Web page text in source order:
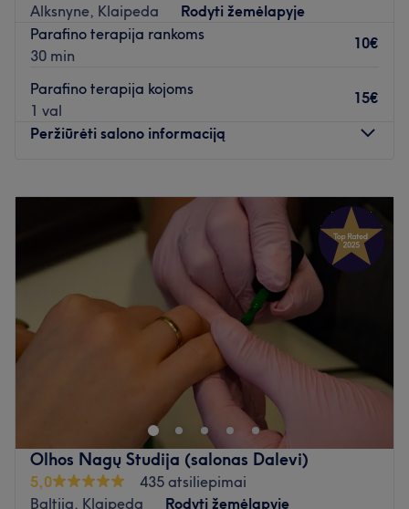
Alksnyne, Klaipeda
Rodyti žemėlapyje
Parafino terapija rankoms
30 min
10€
Parafino terapija kojoms
1 val
15€
Peržiūrėti salono informaciją
20:00
10:00
20:00
Ketvirtadienis
10:00
20:00
Penktadienis
10:00 – 20:00
Šeštadienis
10:00
20:00
Sekmadienis
10:00–
Возьмите свою звезду фильмов ужасов Светлану,
которая живет в Клайпеде.
Ближайший общественный транспорт:
до салона легко добраться на автобусах № 9, 9А (улица
Стревос).
Olhos Nagų Studija (salonas Dalevi)
5,0
435 atsiliepimai
Baltija, Klaipeda
Rodyti žemėlapyje